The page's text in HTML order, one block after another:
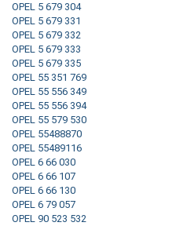
OPEL 5 679 304
OPEL 5 679 331
OPEL 5 679 332
OPEL 5 679 333
OPEL 5 679 335
OPEL 55 351 769
OPEL 55 556 349
OPEL 55 556 394
OPEL 55 579 530
OPEL 55488870
OPEL 55489116
OPEL 6 66 030
OPEL 6 66 107
OPEL 6 66 130
OPEL 6 79 057
OPEL 90 523 532